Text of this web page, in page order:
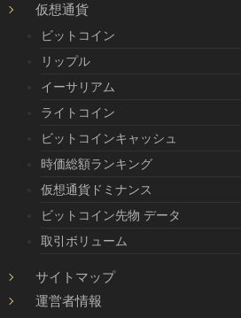
仮想通貨
ビットコイン
リップル
イーサリアム
ライトコイン
ビットコインキャッシュ
時価総額ランキング
仮想通貨ドミナンス
ビットコイン先物 データ
取引ボリューム
サイトマップ
運営者情報